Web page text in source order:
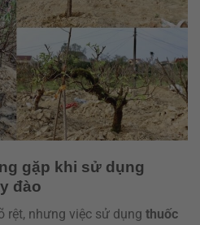
gặp khi sử dụng
đào
rệt, nhưng việc sử dụng thuốc